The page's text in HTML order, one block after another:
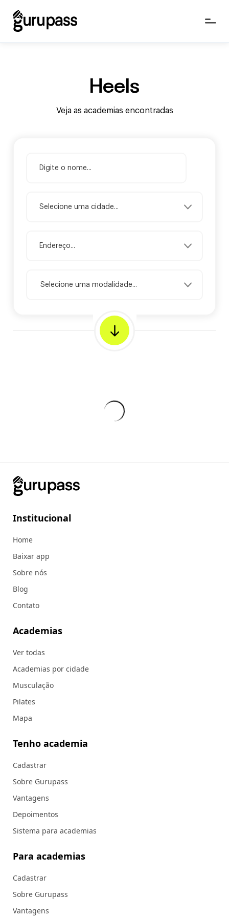
Heels
Veja as academias encontradas
Selecione uma modalidade...
Institucional
Home
Baixar app
Sobre nós
Blog
Contato
Academias
Ver todas
Academias por cidade
Musculação
Pilates
Mapa
Tenho academia
Cadastrar
Sobre Gurupass
Vantagens
Depoimentos
Sistema para academias
Para academias
Cadastrar
Sobre Gurupass
Vantagens